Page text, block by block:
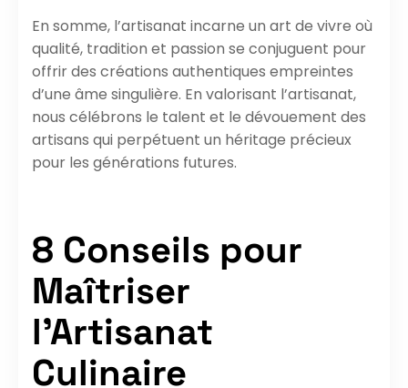
En somme, l’artisanat incarne un art de vivre où
qualité, tradition et passion se conjuguent pour
offrir des créations authentiques empreintes
d’une âme singulière. En valorisant l’artisanat,
nous célébrons le talent et le dévouement des
artisans qui perpétuent un héritage précieux
pour les générations futures.
8 Conseils pour
Maîtriser
l’Artisanat
Culinaire